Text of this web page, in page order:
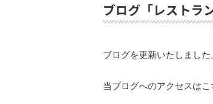
ブログ「レストラ
ブログを更新いたしました
当ブログへのアクセスは